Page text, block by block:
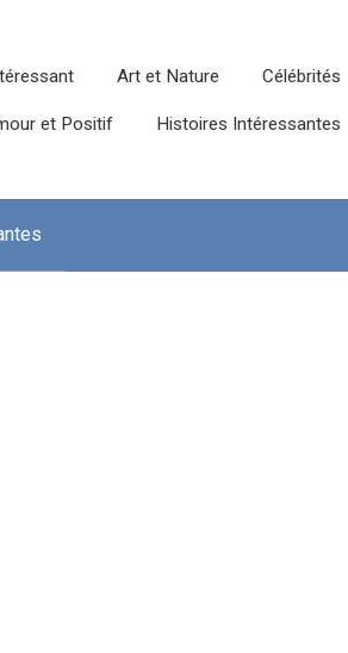
Art et Nature Célébrités
et Positif Histoires Intéressantes